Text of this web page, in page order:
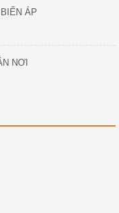
ÁP
NƠI